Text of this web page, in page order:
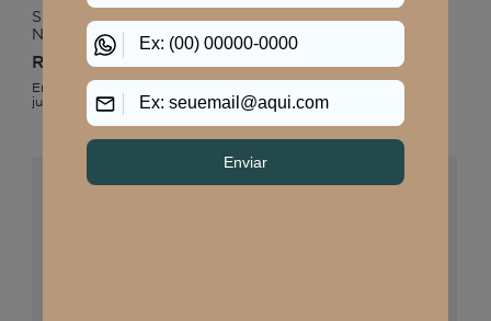
SAIA FEMININO MIDI
NÉVOA
R$ 199,90
Em até 2
juros
MANGA CURTA NÉVOA
sem
juros